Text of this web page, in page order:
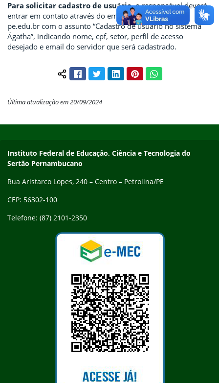
Para solicitar cadastro de usuário, o responsável deverá
entrar em contato através do email doape@ifsertao-
pe.edu.br com o assunto “Cadastro de usuário no sistema
Ágatha”, indicando nome, cpf, setor, perfil de acesso
desejado e email do servidor que será cadastrado.
Compartilhar conteúdo:
FacebookTwitterLinkedInPinterestWhatsApp
Última atualização em 20/09/2024
Endereço
Instituto Federal de Educação, Ciência e Tecnologia do
Sertão Pernambucano
Rua Aristarco Lopes, 240 – Centro – Petrolina/PE
CEP: 56302-100
Telefone: (87) 2101-2350